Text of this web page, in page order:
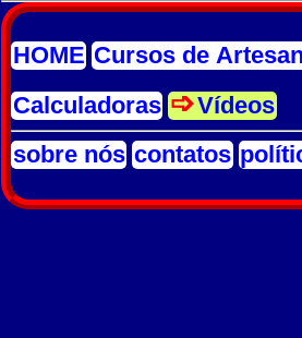
HOME Cursos de
Calculadoras
Vídeos
sobre nós contatos